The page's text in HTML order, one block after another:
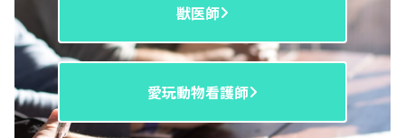
獣医師
愛玩動物看護師